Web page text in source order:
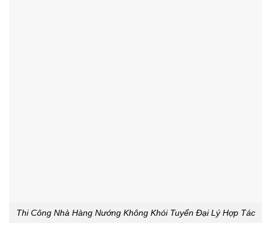
Thi Công Nhà Hàng Nướng Không Khói Tuyển Đại Lý Hợp Tác